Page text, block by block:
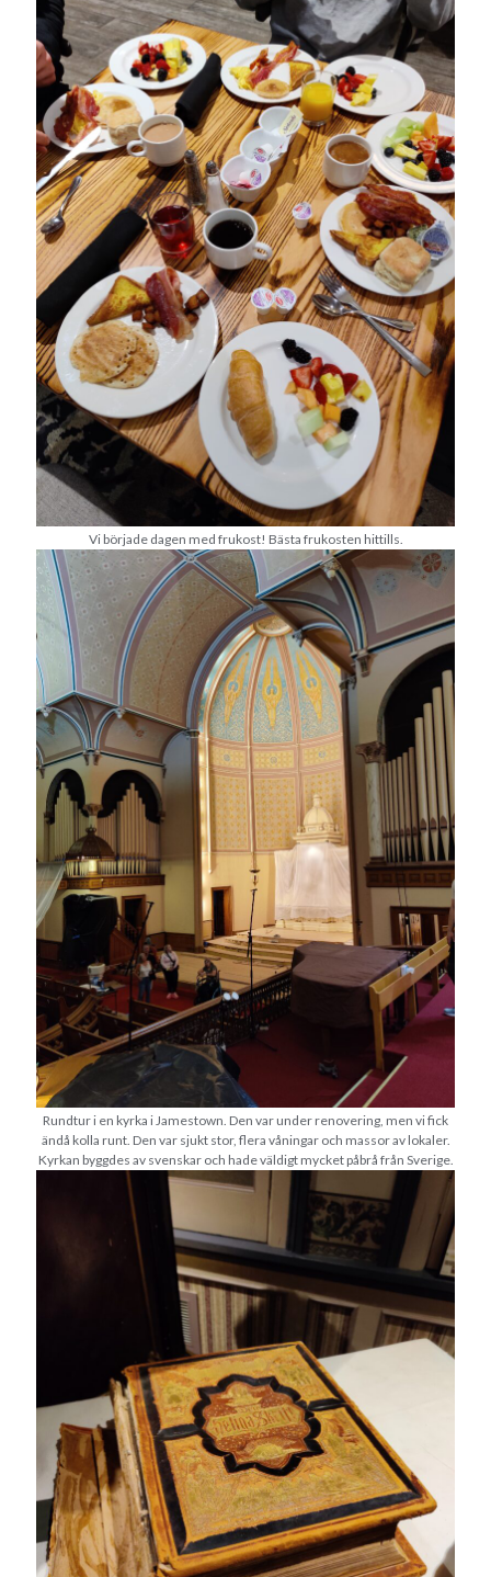
Tävling(159)
Träningar
(63)
Utrustning (47)
Senaste kommentarerna
EllenomVINST!!!
CamillaomVINST!!!
EllenomJOSEF
Ellenom
SPAM
CamillaomSPAM
juni 2024
M T T F
1
2
6 8
9
10
11 12 13 14 15
16
17
18 19 20 21 22
23
24
25 26 27 28 29 30
« maj jul »
Arkiv
augusti 2026
juli 2026
juni 2026
maj 2026
april 2026
mars 2026
februari 2026
januari 2026
december 2025
november 2025
oktober 2025
september 2025
augusti 2025
juli 2025
juni 2025
maj 2025
april 2025
januari 2025
augusti 2024
juli 2024
juni 2024
maj 2024
april 2024
mars 2024
februari 2024
januari 2024
Vi började dagen med frukost! Bästa frukosten hittills.
Rundtur i en kyrka i Jamestown. Den var under renovering, men vi fick
ändå kolla runt. Den var sjukt stor, flera våningar och massor av lokaler.
Kyrkan byggdes av svenskar och hade väldigt mycket påbrå från Sverige.